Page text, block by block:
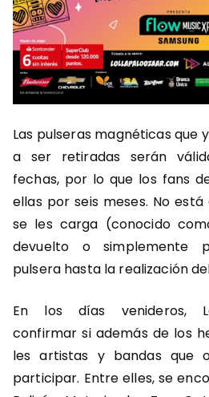
Las pulseras magnéticas que
a ser retiradas serán
fechas, por lo que los fans
ellas por seis meses. No
se les carga (conocido
devuelto o simplemente
pulsera hasta la realización
En los días venideros,
confirmar si además de los
les artistas y bandas que
participar. Entre elles, se